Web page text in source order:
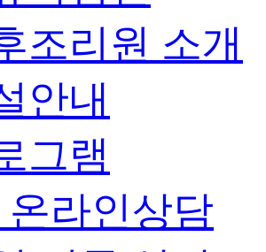
조리원 소개
안내
그램
온라인상담